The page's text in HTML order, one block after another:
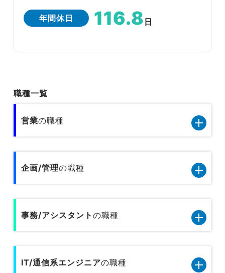
年間休日 116.8 日
職種一覧
営業の職種
営業11職種のデータです
小売／外食の営業
旅行関連の営業
企画/管理の職種
企画管理13職種のデータです
内部監査
人事
事務/アシスタント の職種
事務/アシスタント9職種のデータです
一般事務
IT/通信系エンジニアの職種